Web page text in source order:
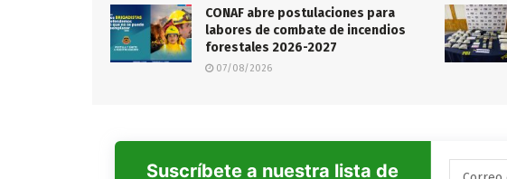
CONAF abre postulaciones para
labores de combate de incendios
forestales 2026-2027
07/08/2026
Suscríbete a nuestra lista de